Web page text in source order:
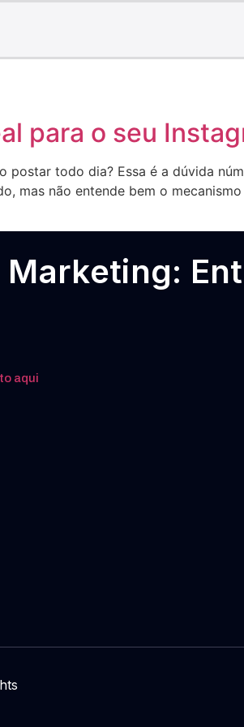
para o seu
postar todo dia? Essa é a dúvida
mas não entende bem o
Marketing:
aqui